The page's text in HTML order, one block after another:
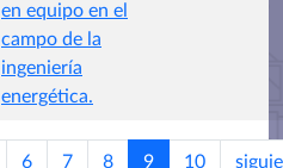
en equipo en el
campo de la
ingeniería
energética.
6 7 8 9 10